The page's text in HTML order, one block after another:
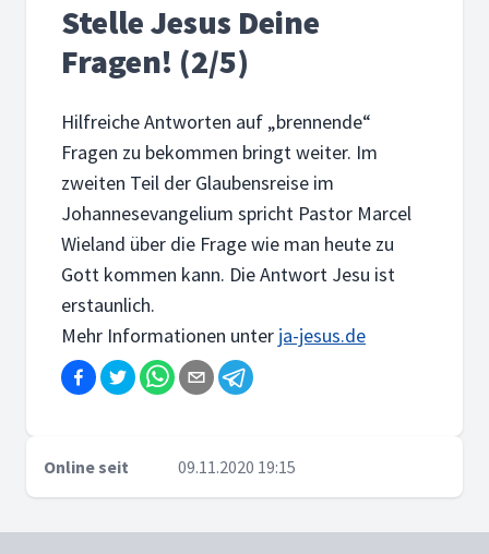
Stelle Jesus Deine
Fragen! (2/5)
Hilfreiche Antworten auf „brennende“
Fragen zu bekommen bringt weiter. Im
zweiten Teil der Glaubensreise im
Johannesevangelium spricht Pastor Marcel
Wieland über die Frage wie man heute zu
Gott kommen kann. Die Antwort Jesu ist
erstaunlich.
Mehr Informationen unter ja-jesus.de
Online seit 09.11.2020 19:15